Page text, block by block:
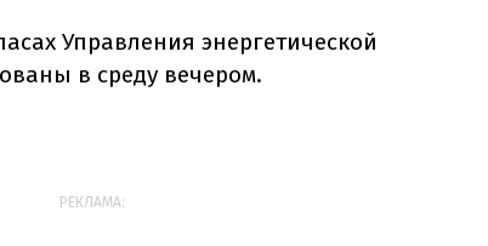
Управления энергетической
в среду вечером.
РЕКЛАМА: